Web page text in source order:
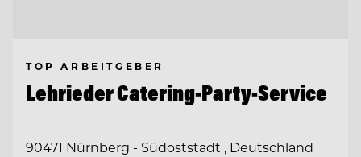
TOP ARBEITGEBER
Lehrieder Catering-Party-Service
90471 Nürnberg - Südoststadt , Deutschland